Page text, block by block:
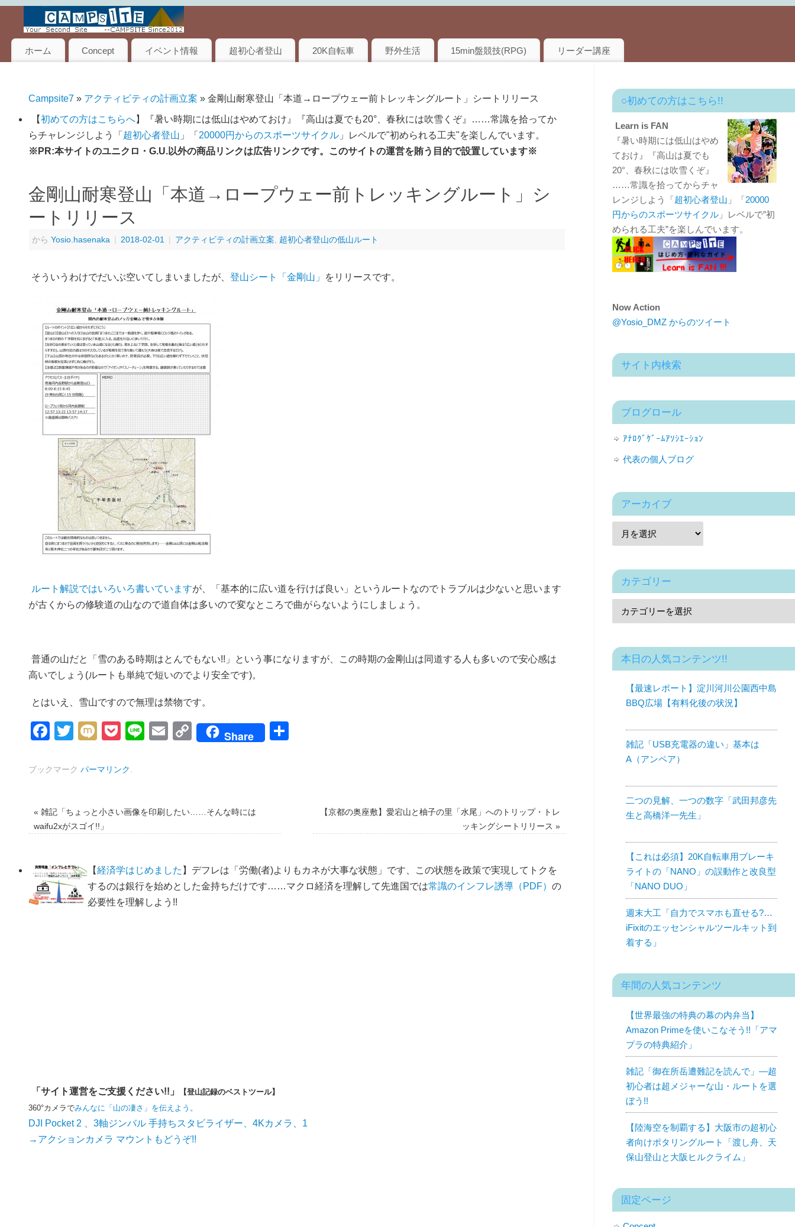
ホーム Concept イベント情報 超初心者登山 20K自転車 野外生活 15min盤競技(RPG) リーダー講座
Campsite7 » アクティビティの計画立案 » 金剛山耐寒登山「本道→ロープウェー前トレッキングルート」シートリリース
【初めての方はこちらへ】『暑い時期には低山はやめておけ』『高山は夏でも20°、春秋には吹雪くぞ』……常識を拾ってか
らチャレンジしよう「 超初心者登山 」「 20000円からのスポーツサイクル 」レベルで"初められる工夫"を楽しんでいます。
※PR:本サイトのユニクロ・G.U.以外の商品リンクは広告リンクです。このサイトの運営を賄う目的で設置しています※
金剛山耐寒登山「本道→ロープウェー前トレッキングルート」シ
ートリリース
から Yosio.hasenaka | 2018-02-01 | アクティビティの計画立案 超初心者登山の低山ルート
そういうわけでだいぶ空いてしまいましたが、 登山シート「金剛山」 をリリースです。
ルート解説ではいろいろ書いていますが、「基本的に広い道を行けば良い」というルートなのでトラブルは少ないと思います
が古くからの修験道の山なので道自体は多いので変なところで曲がらないようにしましょう。
普通の山だと「雪のある時期はとんでもない!!」という事になりますが、この時期の金剛山は同道する人も多いので安心感は
高いでしょう(ルートも単純で短いのでより安全です)。
とはいえ、雪山ですので無理は禁物です。
Facebook
Twitter
MixiPocket
LineEmailCopyShare
ブックマーク パーマリンク.
« 雑記「ちょっと小さい画像を印刷したい……そんな時には
waifu2xがスゴイ!!」
【京都の奥座敷】愛宕山と柚子の里「水尾」へのトリップ・トレ
ッキングシートリリース »
【経済学はじめました 】デフレは「労働(者)よりもカネが大事な状態」です、この状態を政策で実現してトクを
するのは銀行を始めとした金持ちだけです……マクロ経済を理解して先進国では常識のインフレ誘導（PDF） の
必要性を理解しよう!!
「サイト運営をご支援ください!!」
【登山記録のベストツール】
360°カメラでみんなに「山の凄さ」を伝えよう。
DJI Pocket 2 、3軸ジンバル 手持ちスタビライザー、4Kカメラ、1
→アクションカメラ マウントもどうぞ!!
○初めての方はこちら!!
Learn is FAN
『暑い時期には低山はやめ
ておけ』『高山は夏でも
20°、春秋には吹雪くぞ』
……常識を拾ってからチャ
レンジしよう「超初心者登山 」「20000
円からのスポーツサイクル 」レベルで”初
められる工夫”を楽しんでいます。
Now Action
@Yosio_DMZ からのツイート
サイト内検索
ブログロール
ｱﾅﾛｸﾞｹﾞｰﾑｱｿｼｴｰｼｮﾝ
代表の個人ブログ
アーカイブ
カテゴリー
本日の人気コンテンツ!!
【最速レポート】淀川河川公園西中島
BBQ広場【有料化後の状況】
雑記「USB充電器の違い」基本は
A（アンペア）
二つの見解、一つの数字「武田邦彦先
生と高橋洋一先生」
【これは必須】20K自転車用ブレーキ
ライトの「NANO」の誤動作と改良型
「NANO DUO」
週末大工「自力でスマホも直せる?…
iFixitのエッセンシャルツールキット到
着する」
年間の人気コンテンツ
【世界最強の特典の幕の内弁当】
Amazon Primeを使いこなそう!!「アマ
プラの特典紹介」
雑記「御在所岳遭難記を読んで」—超
初心者は超メジャーな山・ルートを選
ぼう!!
【陸海空を制覇する】大阪市の超初心
者向けポタリングルート「渡し舟、天
保山登山と大阪ヒルクライム」
固定ページ